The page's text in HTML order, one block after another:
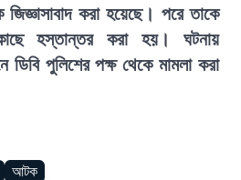
করা হয়েছে। পরে তাকে
হস্তান্তর করা হয়। ঘটনায়
ডিবি পুলিশের পক্ষ থেকে মামলা করা
আটক